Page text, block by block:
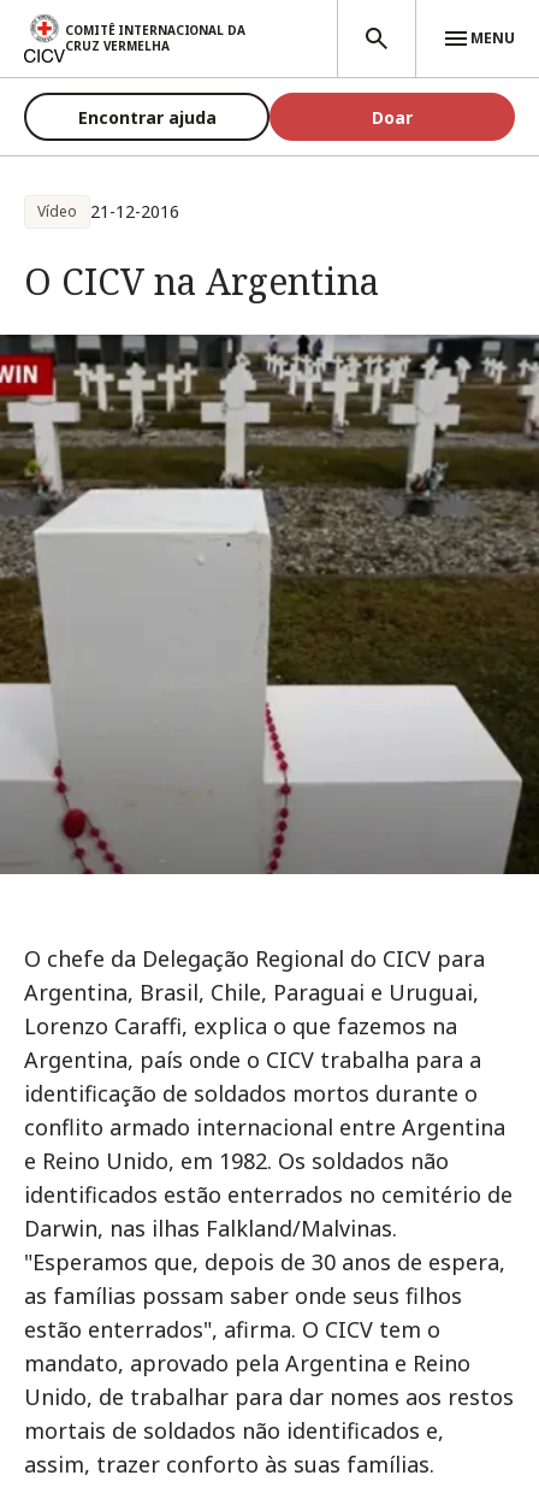
Passar para o conteúdo principal
COMITÊ INTERNACIONAL DA
CRUZ VERMELHA
MENU
Encontrar ajuda Doar
Vídeo 21-12-2016
O CICV na Argentina
O chefe da Delegação Regional do CICV para
Argentina, Brasil, Chile, Paraguai e Uruguai,
Lorenzo Caraffi, explica o que fazemos na
Argentina, país onde o CICV trabalha para a
identificação de soldados mortos durante o
conflito armado internacional entre Argentina
e Reino Unido, em 1982. Os soldados não
identificados estão enterrados no cemitério de
Darwin, nas ilhas Falkland/Malvinas.
"Esperamos que, depois de 30 anos de espera,
as famílias possam saber onde seus filhos
estão enterrados", afirma. O CICV tem o
mandato, aprovado pela Argentina e Reino
Unido, de trabalhar para dar nomes aos restos
mortais de soldados não identificados e,
assim, trazer conforto às suas famílias.